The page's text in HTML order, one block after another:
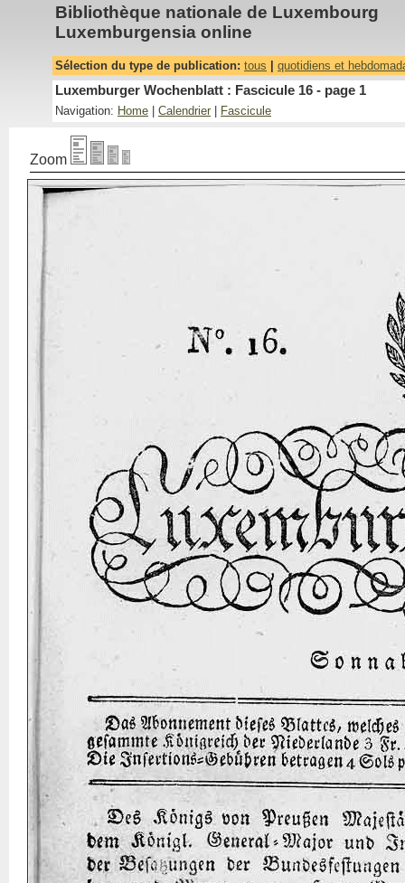
Bibliothèque nationale de Luxembourg
Luxemburgensia online
Sélection du type de publication: tous quotidiens et
Luxemburger Wochenblatt : Fascicule 16 - page 1
Navigation: Home Calendrier Fascicule
Zoom